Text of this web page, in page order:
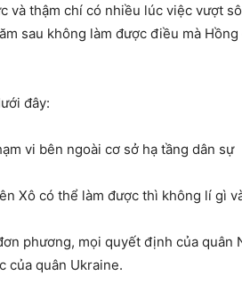
và thậm chí có nhiều lúc việc vượt
sau không làm được điều mà
đây:
vi bên ngoài cơ sở hạ tầng dân sự
Xô có thể làm được thì không lí gì
phương, mọi quyết định của
của quân Ukraine.